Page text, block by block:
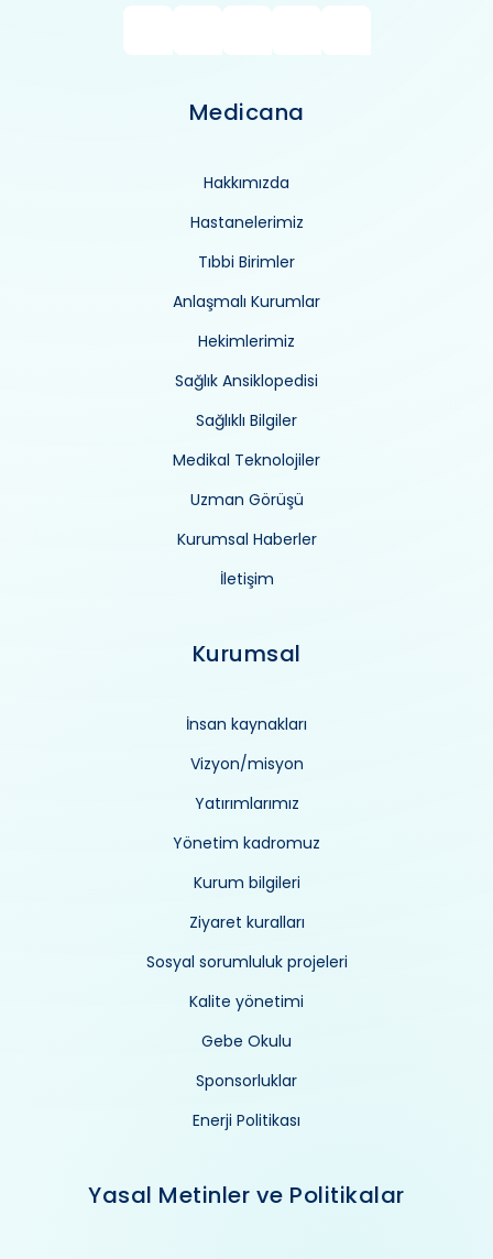
Medicana
Hakkımızda
Hastanelerimiz
Tıbbi Birimler
Anlaşmalı Kurumlar
Hekimlerimiz
Sağlık Ansiklopedisi
Sağlıklı Bilgiler
Medikal Teknolojiler
Uzman Görüşü
Kurumsal Haberler
İletişim
Kurumsal
İnsan kaynakları
Vizyon/misyon
Yatırımlarımız
Yönetim kadromuz
Kurum bilgileri
Ziyaret kuralları
Sosyal sorumluluk projeleri
Kalite yönetimi
Gebe Okulu
Sponsorluklar
Enerji Politikası
Yasal Metinler ve Politikalar